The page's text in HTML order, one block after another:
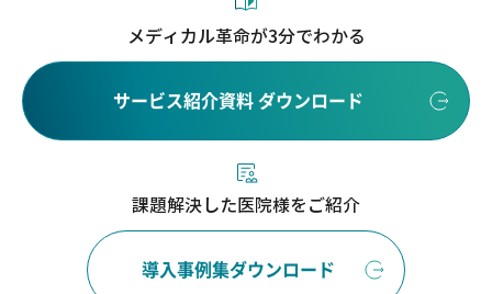
メディカル革命が3分でわかる
サービス紹介資料 ダウンロード
課題解決した医院様をご紹介
導入事例集ダウンロード